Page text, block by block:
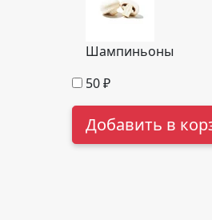
Шампиньоны
50₽
Добавить в